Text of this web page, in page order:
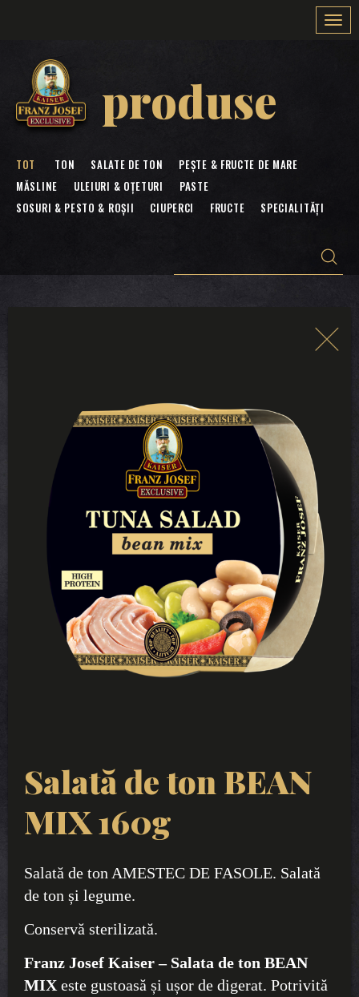
produse
TOT TON SALATE DE TON
PEȘTE & FRUCTE DE MARE
MĂSLINE
ULEIURI & OȚETURI
PASTE
SOSURI & PESTO & ROȘII
CIUPERCI FRUCTE SPECIALITĂȚI
Salată de ton BEAN
MIX 160g
Salată de ton AMESTEC DE FASOLE. Salată
de ton și legume.
Conservă sterilizată.
Franz Josef Kaiser – Salata de ton BEAN
MIX este gustoasă și ușor de digerat. Potrivită